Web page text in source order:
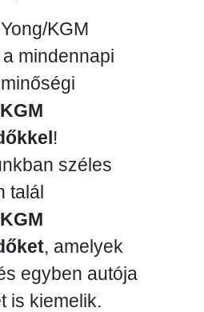
KGM
mindennapi
!
széles
talál
, amelyek
egyben autója
is kiemelik.